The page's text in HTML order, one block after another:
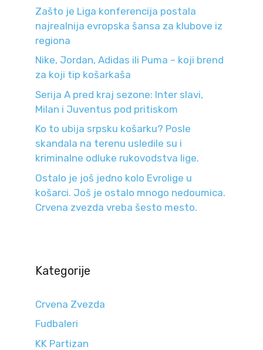
Zašto je Liga konferencija postala
najrealnija evropska šansa za klubove iz
regiona
Nike, Jordan, Adidas ili Puma – koji brend
za koji tip košarkaša
Serija A pred kraj sezone: Inter slavi,
Milan i Juventus pod pritiskom
Ko to ubija srpsku košarku? Posle
skandala na terenu usledile su i
kriminalne odluke rukovodstva lige.
Ostalo je još jedno kolo Evrolige u
košarci. Još je ostalo mnogo nedoumica.
Crvena zvezda vreba šesto mesto.
Kategorije
Crvena Zvezda
Fudbaleri
KK Partizan